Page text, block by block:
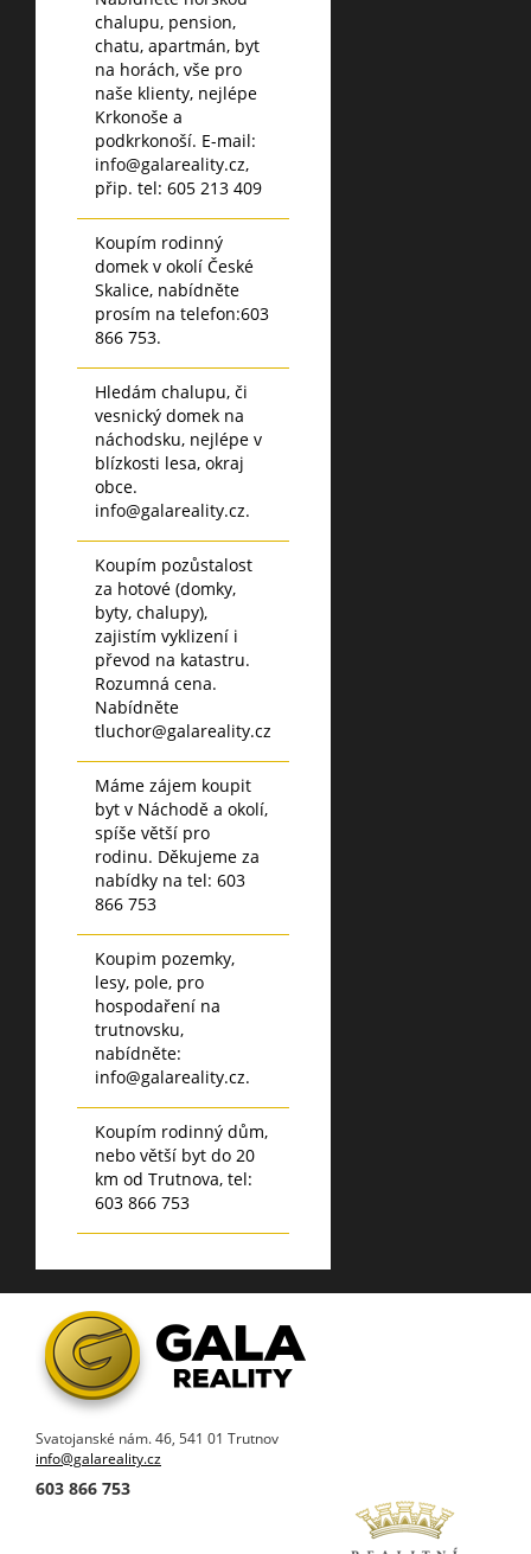
chalupu, pension,
chatu, apartmán, byt
na horách, vše pro
naše klienty, nejlépe
Krkonoše a
podkrkonoší. E-mail:
info@galareality.cz,
přip. tel: 605 213 409
Koupím rodinný
domek v okolí České
Skalice, nabídněte
prosím na telefon:603
866 753.
Hledám chalupu, či
vesnický domek na
náchodsku, nejlépe v
blízkosti lesa, okraj
obce.
info@galareality.cz.
Koupím pozůstalost
za hotové (domky,
byty, chalupy),
zajistím vyklizení i
převod na katastru.
Rozumná cena.
Nabídněte
tluchor@galareality.cz
Máme zájem koupit
byt v Náchodě a okolí,
spíše větší pro
rodinu. Děkujeme za
nabídky na tel: 603
866 753
Koupim pozemky,
lesy, pole, pro
hospodaření na
trutnovsku,
nabídněte:
info@galareality.cz.
Koupím rodinný dům,
nebo větší byt do 20
km od Trutnova, tel:
603 866 753
Svatojanské nám. 46, 541 01 Trutnov
info@galareality.cz
603 866 753